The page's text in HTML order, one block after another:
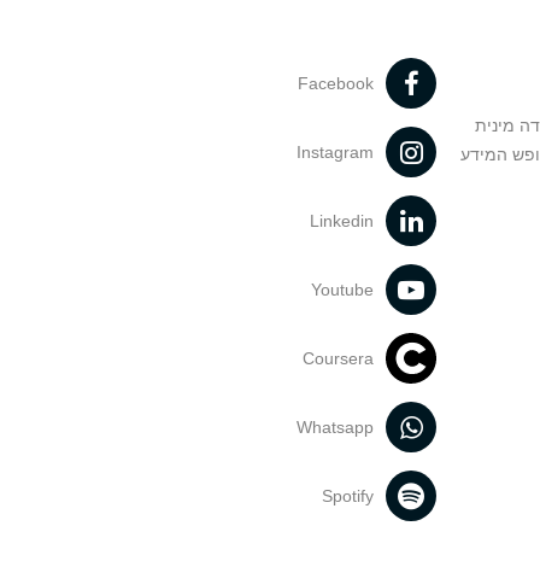
מינית
המידע
Facebook
Instagram
Linkedin
Youtube
Coursera
Whatsapp
Spotify